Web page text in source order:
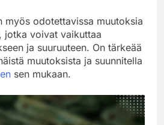
myös odotettavissa muutoksia
jotka voivat vaikuttaa
ja suuruuteen. On tärkeää
muutoksista ja suunnitella
sen mukaan.